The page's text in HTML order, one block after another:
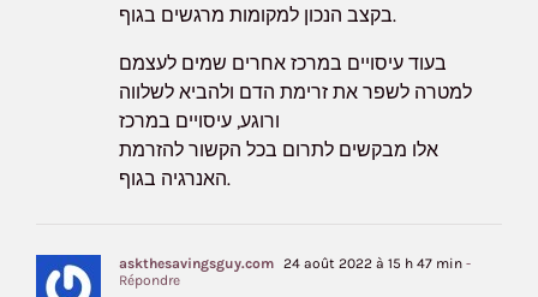
בקצב הנכון למקומות מרגשים בגוף.
בעוד עיסויים במרכז אחרים שמים לעצמם
למטרה לשפר את זרימת הדם ולהביא לשלווה
ורוגע, עיסויים במרכז
אלו מבקשים לתרום בכל הקשור להזרמת
האנרגיה בגוף.
askthesavingsguy.com 24 août 2022 à 15 h 47 min -
Répondre